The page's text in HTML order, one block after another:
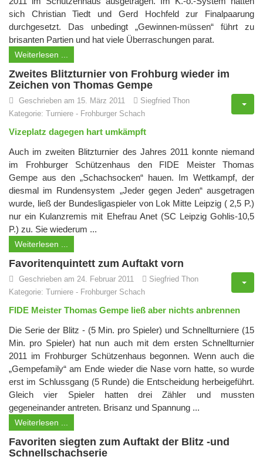
sich Christian Tiedt und Gerd Hochfeld zur Finalpaarung
durchgesetzt. Das unbedingt „Gewinnen-müssen“ führt zu
brisanten Partien und hat viele Überraschungen parat.
Weiterlesen ...
Zweites Blitzturnier von Frohburg wieder im
Zeichen von Thomas Gempe
Geschrieben am 15. März 2011
Siegfried Thon
Kategorie: Turniere - Frohburger Schach
Vizeplatz dagegen hart umkämpft
Auch im zweiten Blitzturnier des Jahres 2011 konnte niemand
im Frohburger Schützenhaus den FIDE Meister Thomas
Gempe aus den „Schachsocken“ hauen. Im Wettkampf, der
diesmal im Rundensystem „Jeder gegen Jeden“ ausgetragen
wurde, ließ der Bundesligaspieler von Lok Mitte Leipzig ( 2,5 P.)
nur ein Kulanzremis mit Ehefrau Anet (SC Leipzig Gohlis-10,5
P.) zu. Sie wiederum ...
Weiterlesen ...
Favoritenquintett zum Auftakt vorn
Geschrieben am 24. Februar 2011
Siegfried Thon
Kategorie: Turniere - Frohburger Schach
FIDE Meister Thomas Gempe ließ aber nichts anbrennen
Die Serie der Blitz - (5 Min. pro Spieler) und Schnellturniere (15
Min. pro Spieler) hat nun auch mit dem ersten Schnellturnier
2011 im Frohburger Schützenhaus begonnen. Wenn auch die
„Gempefamily“ am Ende wieder die Nase vorn hatte, so wurde
erst im Schlussgang (5 Runde) die Entscheidung herbeigeführt.
Gleich vier Spieler hatten drei Zähler und mussten
gegeneinander antreten. Brisanz und Spannung ...
Weiterlesen ...
Favoriten siegten zum Auftakt der Blitz -und
Schnellschachserie